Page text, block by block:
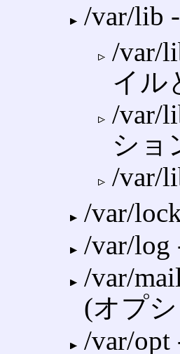
/var/lib
/var/
イル
/var/
ショ
/var/
/var/
/var/
/var/
(オプ
/var/opt